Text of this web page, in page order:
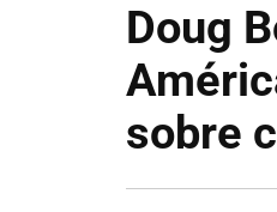
Doug
sobre